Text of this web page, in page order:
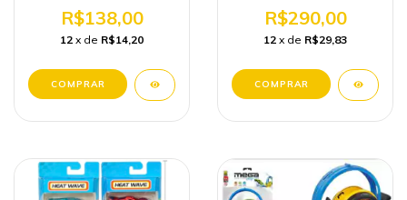
R$138,00
12 x de R$14,20
R$290,00
12 x de R$29,83